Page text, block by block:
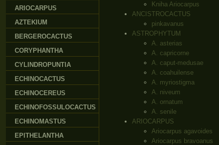
Kniha Ariocarpus
ANCISTROCACTUS
pinkavanus
ASTROPHYTUM
A. asterias
A. capricorne
A. caput-medusae
A. coahuilense
A. myriostigma
A. niveum
A. ornatum
A. senile
ARIOCARPUS
Ariocarpus agavoides
Ariocarpus bravoanus
ARIOCARPUS
AZTEKIUM
BERGEROCACTUS
CORYPHANTHA
CYLINDROPUNTIA
ECHINOCACTUS
ECHINOCEREUS
ECHINOFOSSULOCACTUS
ECHINOMASTUS
EPITHELANTHA